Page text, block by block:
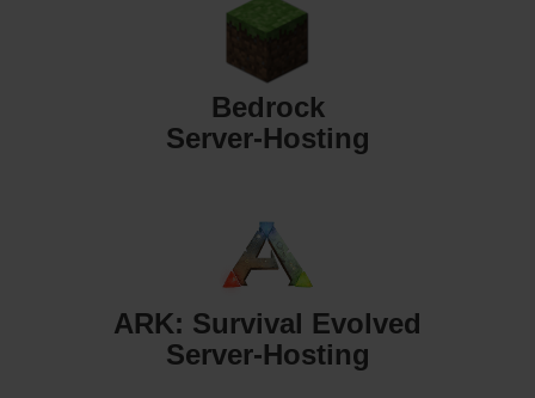
Bedrock
Server-Hosting
ARK: Survival Evolved
Server-Hosting